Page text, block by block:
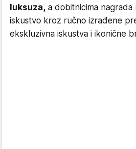
luksuza, a dobitnicima nagrada
iskustvo kroz ručno izrađene
ekskluzivna iskustva i ikonične